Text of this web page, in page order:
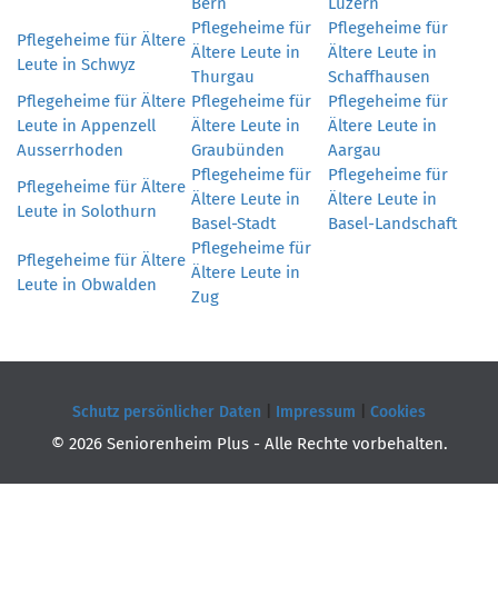
Pflegeheime für Ältere
Leute in Schwyz
Pflegeheime für
Ältere Leute in
Thurgau
Pflegeheime für
Ältere Leute in
Schaffhausen
Pflegeheime für Ältere
Leute in Appenzell
Ausserrhoden
Pflegeheime für
Ältere Leute in
Graubünden
Pflegeheime für
Ältere Leute in
Aargau
Pflegeheime für Ältere
Leute in Solothurn
Pflegeheime für
Ältere Leute in
Basel-Stadt
Pflegeheime für
Ältere Leute in
Basel-Landschaft
Pflegeheime für Ältere
Leute in Obwalden
Pflegeheime für
Ältere Leute in
Zug
Schutz persönlicher Daten Impressum Cookies
© 2026 Seniorenheim Plus - Alle Rechte vorbehalten.